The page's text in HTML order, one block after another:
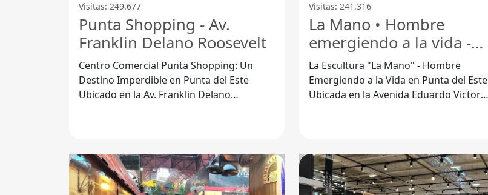
Visitas: 249.677
Punta Shopping - Av.
Franklin Delano Roosevelt
Centro Comercial Punta Shopping: Un
Destino Imperdible en Punta del Este
Ubicado en la Av. Franklin Delano
Visitas: 241.316
La Mano • Hombre
emergiendo a la vida -
Punta Del Este
La Escultura "La Mano" - Hombre
Emergiendo a la Vida en Punta del Este
Ubicada en la Avenida Eduardo Victor